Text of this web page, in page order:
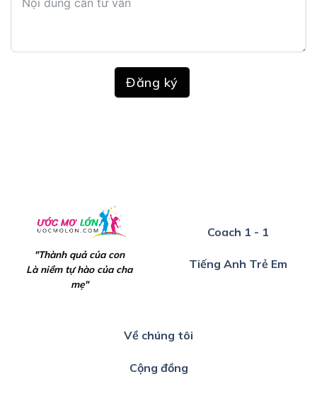
Đăng ký
"Thành quả của con
Là niềm tự hào của cha
mẹ"
Coach 1 - 1
Tiếng Anh Trẻ Em
Về chúng tôi
Cộng đồng